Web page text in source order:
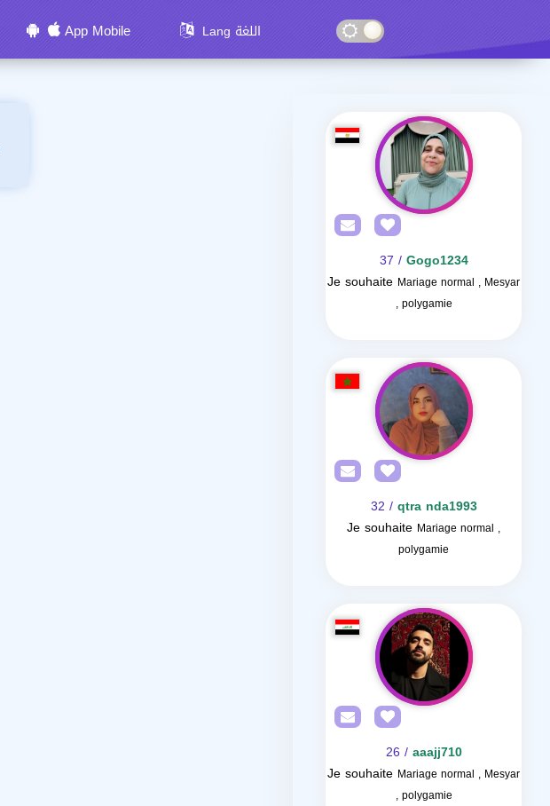
App Mobile Lang اللغة
Gogo1234
/ 37
Je souhaite Mariage normal , Mesyar
, polygamie
qtra nda1993
/ 32
Je souhaite Mariage normal ,
polygamie
aaajj710
/ 26
Je souhaite Mariage normal , Mesyar
, polygamie